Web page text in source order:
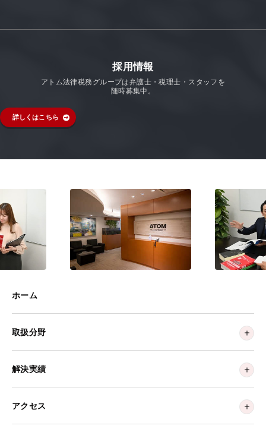
採用情報
アトム法律税務グループは弁護士・税理士・スタッフを
随時募集中。
詳しくはこちら
ホーム
取扱分野
解決実績
アクセス